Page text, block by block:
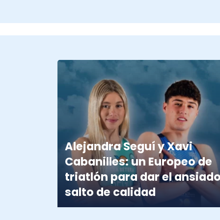
Alejandra Seguí y Xavi
Cabanilles: un Europeo de
triatlón para dar el
salto de calidad